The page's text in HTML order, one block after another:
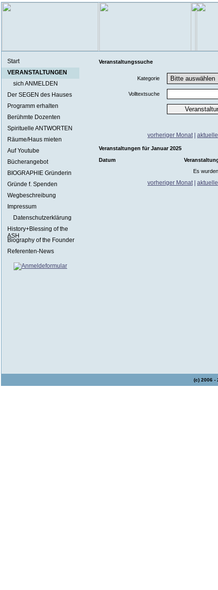
Start
VERANSTALTUNGEN
sich ANMELDEN
Der SEGEN des Hauses
Programm erhalten
Berühmte Dozenten
Spirituelle ANTWORTEN
Räume/Haus mieten
Auf Youtube
Bücherangebot
BIOGRAPHIE Gründerin
Gründe f. Spenden
Wegbeschreibung
Impressum
Datenschutzerklärung
History+Blessing of the
ASH
Biography of the Founder
Referenten-News
Veranstaltungssuche
Kategorie
Volltextsuche
vorheriger Monat|
Veranstaltungen für Januar 2025
Datum
Es
vorheriger Monat|
(c) 2006 -